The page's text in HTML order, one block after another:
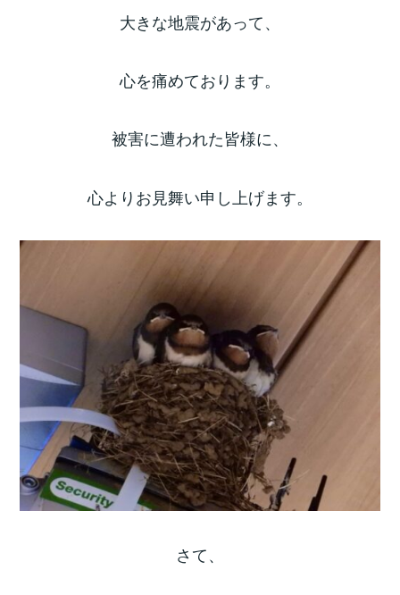
大きな地震があって、
心を痛めております。
被害に遭われた皆様に、
心よりお見舞い申し上げます。
さて、